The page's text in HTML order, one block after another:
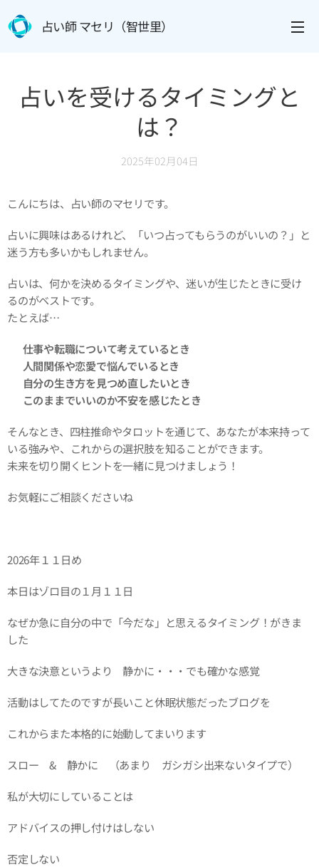
占い師 マセリ（智世里）
占いを受けるタイミングと
は？
2025年02月04日
こんにちは、占い師のマセリです。
占いに興味はあるけれど、「いつ占ってもらうのがいいの？」と
迷う方も多いかもしれません。
占いは、何かを決めるタイミングや、迷いが生じたときに受け
るのがベストです。
たとえば…
仕事や転職について考えているとき
人間関係や恋愛で悩んでいるとき
自分の生き方を見つめ直したいとき
このままでいいのか不安を感じたとき
そんなとき、四柱推命やタロットを通じて、あなたが本来持って
いる強みや、これからの選択肢を知ることができます。
未来を切り開くヒントを一緒に見つけましょう！
お気軽にご相談くださいね✨
2026年１１日め
本日はゾロ目の１月１１日
なぜか急に自分の中で「今だな」と思えるタイミング！がきま
した
大きな決意というより 静かに・・・でも確かな感覚
活動はしてたのですが長いこと休眠状態だったブログを
これからまた本格的に始動してまいります
スロー & 静かに （あまり ガシガシ出来ないタイプで）
私が大切にしていることは
アドバイスの押し付けはしない
否定しない